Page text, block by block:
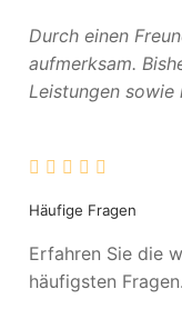
Durch einen
aufmerksam.
Leistungen
Häufige Fragen
Erfahren Sie die
häufigsten Fragen.